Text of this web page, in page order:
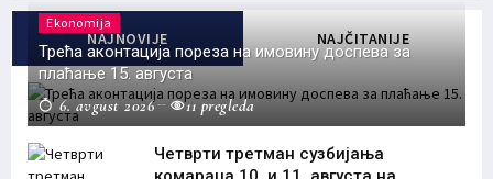
NAJNOVIJE NAJČITANIJE
Ekonomija
Трећа аконтација пореза на имовину доспева за
плаћање 15. августа
6. avgust 2026
11 pregleda
Четврти третман сузбијања